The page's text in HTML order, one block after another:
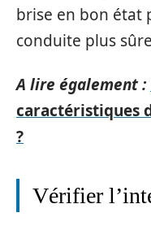
brise en bon état
conduite plus
A lire également :
caractéristiques
?
Vérifier